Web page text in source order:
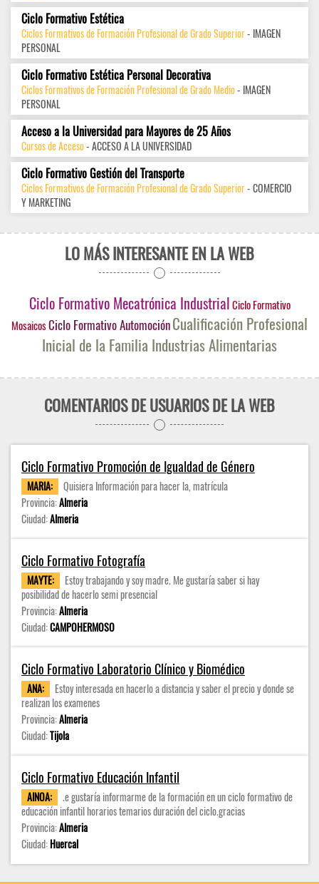
Ciclo Formativo Estética
Ciclos Formativos de Formación Profesional de Grado Superior- IMAGEN
PERSONAL
Ciclo Formativo Estética Personal Decorativa
Ciclos Formativos de Formación Profesional de Grado Medio- IMAGEN
PERSONAL
Acceso a la Universidad para Mayores de 25 Años
Cursos de Acceso- ACCESO A LA UNIVERSIDAD
Ciclo Formativo Gestión del Transporte
Ciclos Formativos de Formación Profesional de Grado Superior- COMERCIO
Y MARKETING
LO MÁS INTERESANTE EN LA WEB
Ciclo Formativo Mecatrónica IndustrialCiclo Formativo
MosaicosCiclo Formativo AutomociónCualificación Profesional
Inicial de la Familia Industrias Alimentarias
COMENTARIOS DE USUARIOS DE LA WEB
Ciclo Formativo Promoción de Igualdad de Género
MARIA:
Quisiera Información para hacer la, matrícula
Provincia:Almeria
Ciudad:Almeria
Ciclo Formativo Fotografía
MAYTE:
Estoy trabajando y soy madre. Me gustaría saber si hay
posibilidad de hacerlo semi presencial
Provincia:Almeria
Ciudad:CAMPOHERMOSO
Ciclo Formativo Laboratorio Clínico y Biomédico
ANA:
Estoy interesada en hacerlo a distancia y saber el precio y donde se
realizan los examenes
Provincia:Almeria
Ciudad:Tijola
Ciclo Formativo Educación Infantil
AINOA:
.e gustaría informarme de la formación en un ciclo formativo de
educación infantil horarios temarios duración del ciclo.gracias
Provincia:Almeria
Ciudad:Huercal